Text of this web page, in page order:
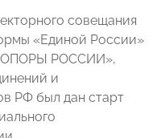
совещания
«Единой России»
РОССИИ»,
и
РФ был дан старт